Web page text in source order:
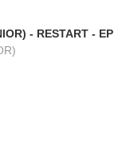
- RESTART - EP